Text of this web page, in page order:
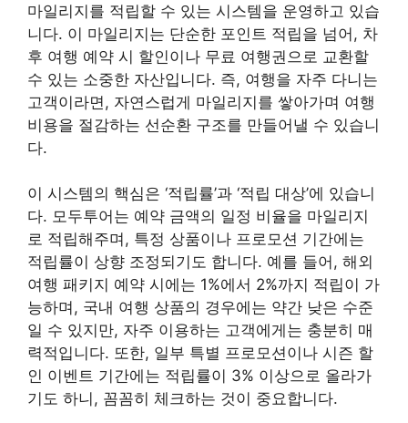
마일리지를 적립할 수 있는 시스템을 운영하고 있습
니다. 이 마일리지는 단순한 포인트 적립을 넘어, 차
후 여행 예약 시 할인이나 무료 여행권으로 교환할
수 있는 소중한 자산입니다. 즉, 여행을 자주 다니는
고객이라면, 자연스럽게 마일리지를 쌓아가며 여행
비용을 절감하는 선순환 구조를 만들어낼 수 있습니
다.
이 시스템의 핵심은 ‘적립률’과 ‘적립 대상’에 있습니
다. 모두투어는 예약 금액의 일정 비율을 마일리지
로 적립해주며, 특정 상품이나 프로모션 기간에는
적립률이 상향 조정되기도 합니다. 예를 들어, 해외
여행 패키지 예약 시에는 1%에서 2%까지 적립이 가
능하며, 국내 여행 상품의 경우에는 약간 낮은 수준
일 수 있지만, 자주 이용하는 고객에게는 충분히 매
력적입니다. 또한, 일부 특별 프로모션이나 시즌 할
인 이벤트 기간에는 적립률이 3% 이상으로 올라가
기도 하니, 꼼꼼히 체크하는 것이 중요합니다.